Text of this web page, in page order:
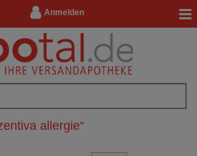
Anmelden
allergie“